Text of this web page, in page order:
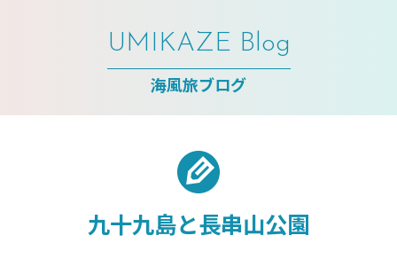
UMIKAZE Blog
海風旅ブログ
九十九島と長串山公園